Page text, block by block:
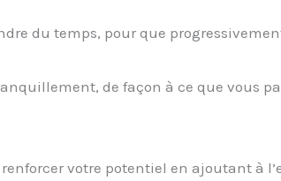
du temps, pour que
de façon à ce que vous
votre potentiel en ajoutant à